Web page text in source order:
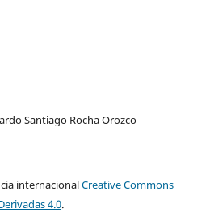
Santiago Rocha Orozco
internacionalCreative Commons
4.0.